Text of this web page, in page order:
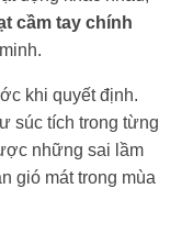
cầm tay chính
khi quyết định.
súc tích trong từng
những sai lầm
gió mát trong mùa